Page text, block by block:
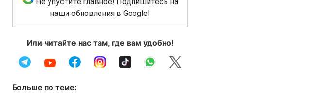
наши обновления в Google!
Или читайте нас там, где вам удобно!
Больше по теме: